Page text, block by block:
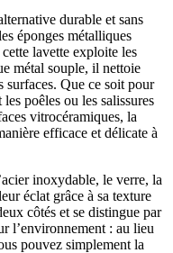
durable et sans
éponges métalliques
lavette exploite les
métal souple, il nettoie
surfaces. Que ce soit pour
poêles ou les salissures
vitrocéramiques, la
efficace et délicate à
inoxydable, le verre, la
éclat grâce à sa texture
côtés et se distingue par
l’environnement : au lieu
pouvez simplement la